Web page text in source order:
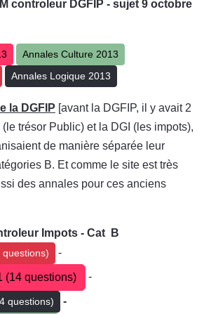
controleur DGFIP - sujet 9 octobre
Annales Culture 2013
Annales Logique 2013
la DGFIP [avant la DGFIP, il y avait 2
trésor Public) et la DGI (les impots),
de manière séparée leur
B. Et comme le site est très
des annales pour ces anciens
Impots - Cat B
-
(14 questions) -
questions) -